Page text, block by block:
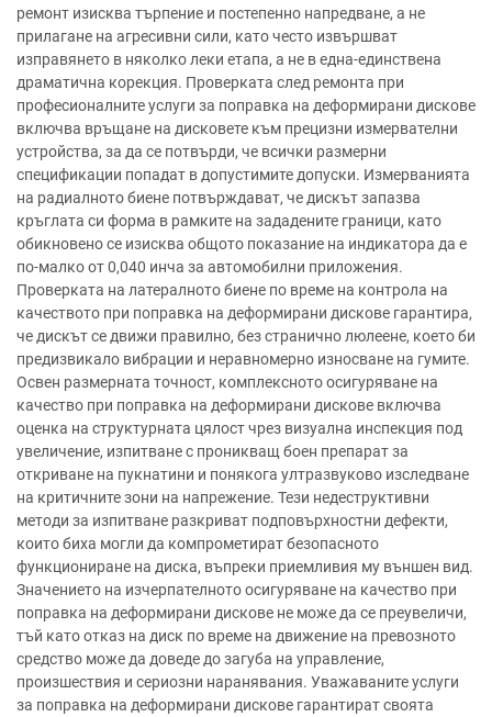
ремонт изисква търпение и постепенно напредване, а не
прилагане на агресивни сили, като често извършват
изправянето в няколко леки етапа, а не в една-единствена
драматична корекция. Проверката след ремонта при
професионалните услуги за поправка на деформирани дискове
включва връщане на дисковете към прецизни измервателни
устройства, за да се потвърди, че всички размерни
спецификации попадат в допустимите допуски. Измерванията
на радиалното биене потвърждават, че дискът запазва
кръглата си форма в рамките на зададените граници, като
обикновено се изисква общото показание на индикатора да е
по-малко от 0,040 инча за автомобилни приложения.
Проверката на латералното биене по време на контрола на
качеството при поправка на деформирани дискове гарантира,
че дискът се движи правилно, без странично люлеене, което би
предизвикало вибрации и неравномерно износване на гумите.
Освен размерната точност, комплексното осигуряване на
качество при поправка на деформирани дискове включва
оценка на структурната цялост чрез визуална инспекция под
увеличение, изпитване с проникващ боен препарат за
откриване на пукнатини и понякога ултразвуково изследване
на критичните зони на напрежение. Тези недеструктивни
методи за изпитване разкриват подповърхностни дефекти,
които биха могли да компрометират безопасното
функциониране на диска, въпреки приемливия му външен вид.
Значението на изчерпателното осигуряване на качество при
поправка на деформирани дискове не може да се преувеличи,
тъй като отказ на диск по време на движение на превозното
средство може да доведе до загуба на управление,
произшествия и сериозни наранявания. Уважаваните услуги
за поправка на деформирани дискове гарантират своята